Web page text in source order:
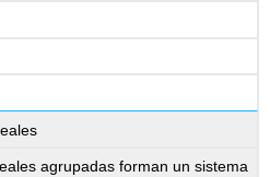
agrupadas forman un sistema